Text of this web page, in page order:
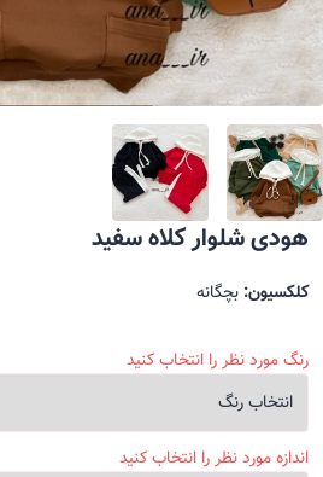
هودی شلوار کلاه سفید
کلکسیون: بچگانه
رنگ مورد نظر را انتخاب کنید
اندازه مورد نظر را انتخاب کنید